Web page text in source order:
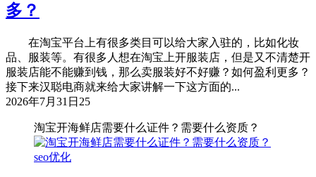
多？
在淘宝平台上有很多类目可以给大家入驻的，比如化妆
品、服装等。有很多人想在淘宝上开服装店，但是又不清楚开
服装店能不能赚到钱，那么卖服装好不好赚？如何盈利更多？
接下来汉聪电商就来给大家讲解一下这方面的...
2026年7月31日 25
淘宝开海鲜店需要什么证件？需要什么资质？
seo优化